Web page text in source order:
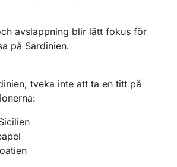
avslappning blir lätt fokus för
på Sardinien.
tveka inte att ta en titt på